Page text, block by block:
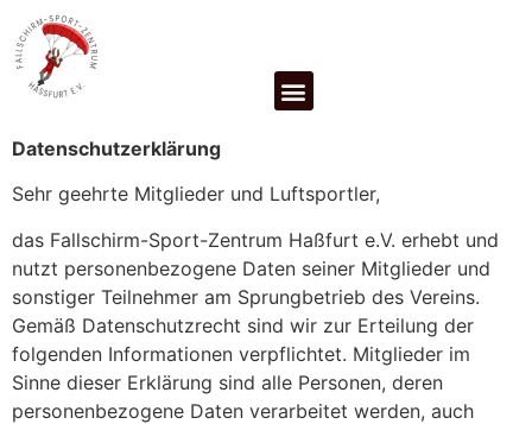
Datenschutzerklärung
Sehr geehrte Mitglieder und Luftsportler,
das Fallschirm-Sport-Zentrum Haßfurt e.V. erhebt und
nutzt personenbezogene Daten seiner Mitglieder und
sonstiger Teilnehmer am Sprungbetrieb des Vereins.
Gemäß Datenschutzrecht sind wir zur Erteilung der
folgenden Informationen verpflichtet. Mitglieder im
Sinne dieser Erklärung sind alle Personen, deren
personenbezogene Daten verarbeitet werden, auch